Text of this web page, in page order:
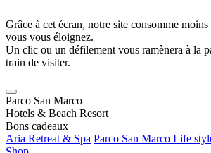
Grâce à cet écran, notre site consomme
vous vous éloignez.
Un clic ou un défilement vous ramènera à la
train de visiter.
Parco San Marco
Hotels & Beach Resort
Bons cadeaux
Aria Retreat & Spa Parco San Marco Life